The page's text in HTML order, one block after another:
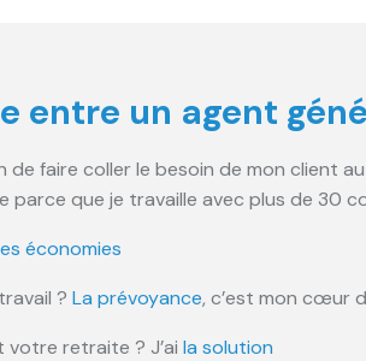
entre un agent
de faire coller le besoin de mon client
que je travaille avec plus de 30
économies
? La prévoyance, c’est mon cœur
retraite ? J’ai la solution